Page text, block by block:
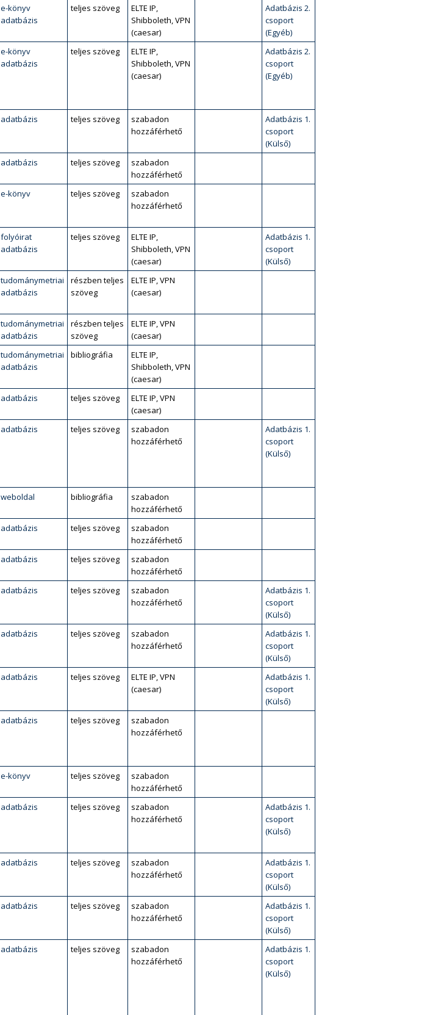
e-könyv
adatbázis
teljes szöveg
ELTE IP,
Shibboleth, VPN
(caesar)
Adatbázis 2.
csoport
(Egyéb)
e-könyv
adatbázis
teljes szöveg
ELTE IP,
Shibboleth, VPN
(caesar)
Adatbázis 2.
csoport
(Egyéb)
adatbázis teljes szöveg
szabadon
hozzáférhető
Adatbázis 1.
csoport
(Külső)
adatbázis teljes szöveg
szabadon
hozzáférhető
e-könyv teljes szöveg
szabadon
hozzáférhető
folyóirat
adatbázis
teljes szöveg
ELTE IP,
Shibboleth, VPN
(caesar)
Adatbázis 1.
csoport
(Külső)
tudománymetriai
adatbázis
részben teljes
szöveg
ELTE IP, VPN
(caesar)
tudománymetriai
adatbázis
részben teljes
szöveg
ELTE IP, VPN
(caesar)
tudománymetriai
adatbázis
bibliográfia
ELTE IP,
Shibboleth, VPN
(caesar)
adatbázis teljes szöveg
ELTE IP, VPN
(caesar)
adatbázis teljes szöveg
szabadon
hozzáférhető
Adatbázis 1.
csoport
(Külső)
weboldal bibliográfia
szabadon
hozzáférhető
adatbázis teljes szöveg
szabadon
hozzáférhető
adatbázis teljes szöveg
szabadon
hozzáférhető
adatbázis teljes szöveg
szabadon
hozzáférhető
Adatbázis 1.
csoport
(Külső)
adatbázis teljes szöveg
szabadon
hozzáférhető
Adatbázis 1.
csoport
(Külső)
adatbázis teljes szöveg
ELTE IP, VPN
(caesar)
Adatbázis 1.
csoport
(Külső)
adatbázis teljes szöveg
szabadon
hozzáférhető
e-könyv teljes szöveg
szabadon
hozzáférhető
adatbázis teljes szöveg
szabadon
hozzáférhető
Adatbázis 1.
csoport
(Külső)
adatbázis teljes szöveg
szabadon
hozzáférhető
Adatbázis 1.
csoport
(Külső)
adatbázis teljes szöveg
szabadon
hozzáférhető
Adatbázis 1.
csoport
(Külső)
adatbázis teljes szöveg
szabadon
hozzáférhető
Adatbázis 1.
csoport
(Külső)